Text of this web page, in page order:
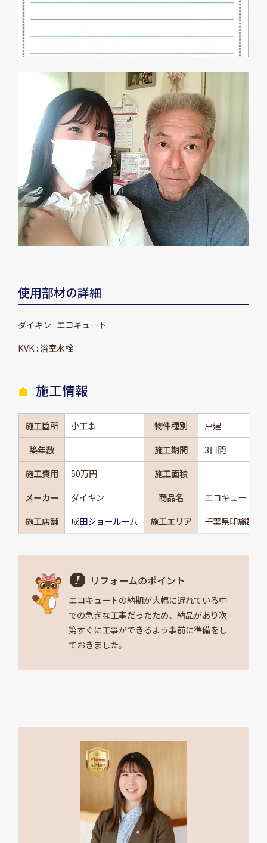
使用部材の詳細
ダイキン : エコキュート
KVK : 浴室水栓
施工情報
施工箇所 小工事 物件種別
戸建
築年数
施工期間
3日間
施工費用
50万円
施工面積
メーカー
ダイキン 商品名
エコキュート
施工店舗
成田ショールーム 施工エリア 千葉県印旛郡
リフォームのポイント
エコキュートの納期が大幅に遅れている中
での急ぎな工事だったため、納品があり次
第すぐに工事ができるよう事前に準備をし
ておきました。